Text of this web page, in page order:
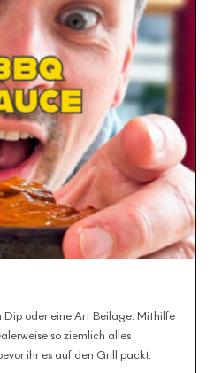
oder eine Art Beilage. Mithilfe
so ziemlich alles
ihr es auf den Grill packt.